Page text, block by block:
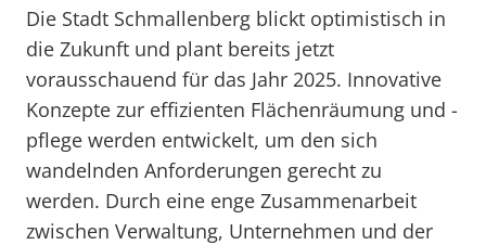
Die Stadt Schmallenberg blickt optimistisch in
die Zukunft und plant bereits jetzt
vorausschauend für das Jahr 2025. Innovative
Konzepte zur effizienten Flächenräumung und -
pflege werden entwickelt, um den sich
wandelnden Anforderungen gerecht zu
werden. Durch eine enge Zusammenarbeit
zwischen Verwaltung, Unternehmen und der